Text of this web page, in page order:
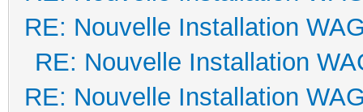
RE: Nouvelle Installation
RE: Nouvelle Installation
RE: Nouvelle Installation